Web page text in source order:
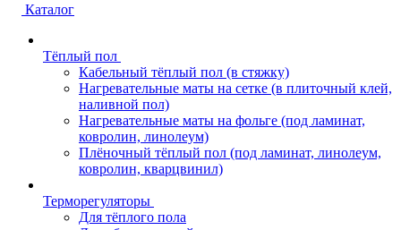
Каталог
Тёплый пол
Кабельный тёплый пол (в стяжку)
Нагревательные маты на сетке (в плиточный клей,
наливной пол)
Нагревательные маты на фольге (под ламинат,
ковролин, линолеум)
Плёночный тёплый пол (под ламинат, линолеум,
ковролин, кварцвинил)
Терморегуляторы
Для тёплого пола